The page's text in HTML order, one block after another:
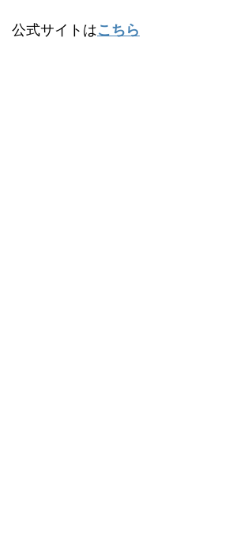
公式サイトはこちら